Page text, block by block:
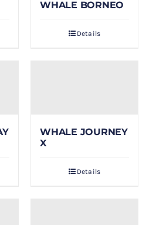
WHALE BORNEO
Details
WHALE JOURNEY
X
Details